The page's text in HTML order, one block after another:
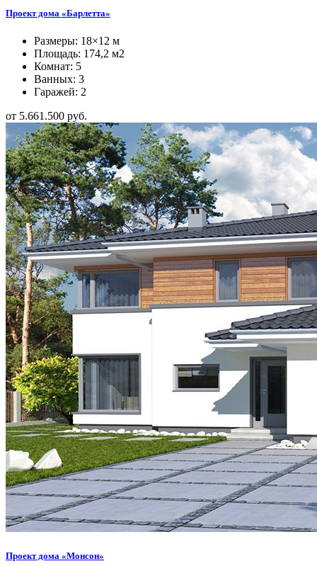
Проект дома «Барлетта»
Размеры: 18×12 м
Площадь: 174,2 м2
Комнат: 5
Ванных: 3
Гаражей: 2
от 5.661.500 руб.
Проект дома «Монсон»